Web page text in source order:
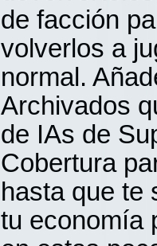
de facción
volverlos a
normal.
Archivados
de IAs de
Cobertura
hasta que te
tu economía